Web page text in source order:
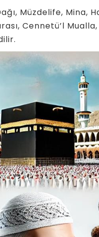
Müzdelife, Mina,
Cennetü’l